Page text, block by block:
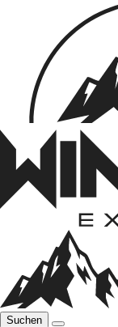
Suchen